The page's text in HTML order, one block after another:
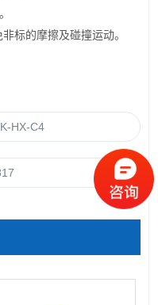
标的摩擦及碰撞运动。
HX-C4